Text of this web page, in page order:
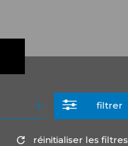
filtrer
réinitialiser les filtres